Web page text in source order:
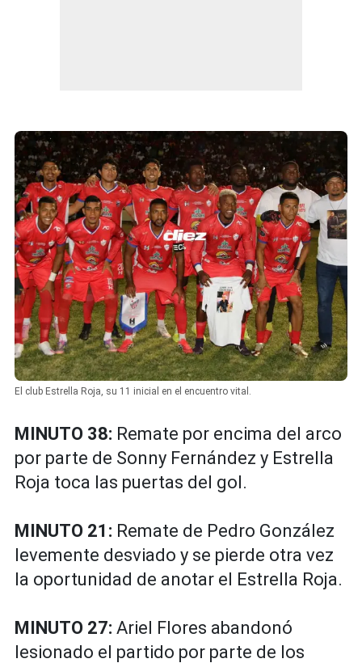
El club Estrella Roja, su 11 inicial en el encuentro vital.
MINUTO 38: Remate por encima del arco
por parte de Sonny Fernández y Estrella
Roja toca las puertas del gol.
MINUTO 21: Remate de Pedro González
levemente desviado y se pierde otra vez
la oportunidad de anotar el Estrella Roja.
MINUTO 27: Ariel Flores abandonó
lesionado el partido por parte de los